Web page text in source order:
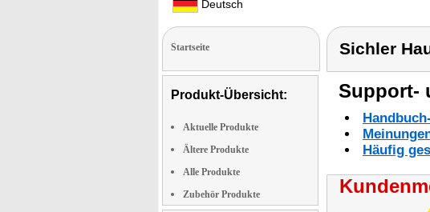
Deutsch
Startseite
Produkt-Übersicht:
Aktuelle Produkte
Ältere Produkte
Alle Produkte
Zubehör Produkte
Sichler
Support-
Häufig